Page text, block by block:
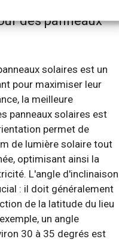
des panneaux
solaires est un
pour maximiser leur
la meilleure
panneaux solaires est
permet de
de lumière solaire tout
optimisant ainsi la
L'angle d'inclinaison
: il doit généralement
de la latitude du lieu
un angle
30 à 35 degrés est